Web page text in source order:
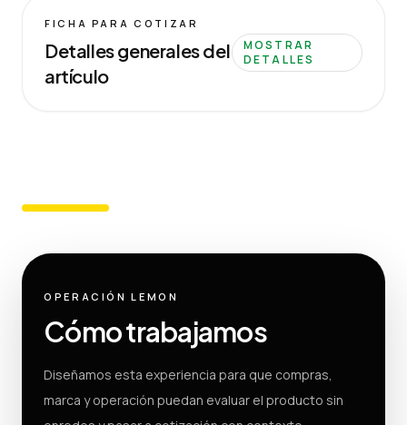
FICHA PARA COTIZAR
Detalles generales del
artículo
MOSTRAR
DETALLES
OPERACIÓN LEMON
Cómo trabajamos
Diseñamos esta experiencia para que compras,
marca y operación puedan evaluar el producto sin